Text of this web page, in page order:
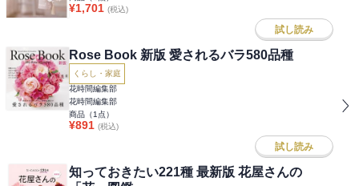
¥1,701 (税込)
試し読み
Rose Book 新版 愛されるバラ580品種
くらし・家庭
花時間編集部
花時間編集部
商品（1 点）
¥891 (税込)
試し読み
知っておきたい221種 最新版 花屋さんの